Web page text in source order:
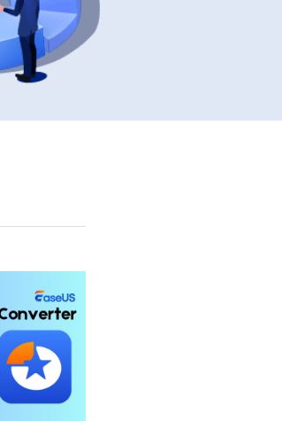
Editor
de videos intuitivo.
Downloader
VoiceWave
Remover (Online)
de voces online gratis.
Editor
de tonos de llamada.